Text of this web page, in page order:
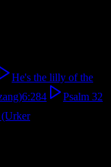
He's the lilly of the
6:284
Psalm 32
(Urker